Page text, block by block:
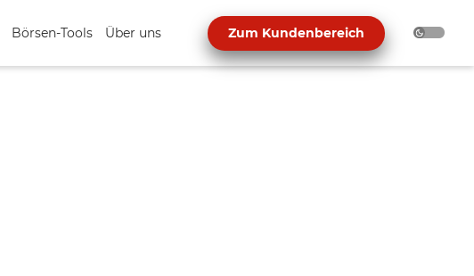
Börsen-Tools Über uns Zum Kundenbereich